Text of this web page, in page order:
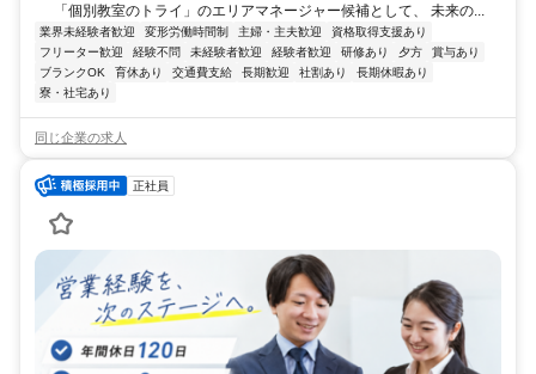
「個別教室のトライ」のエリアマネージャー候補として、 未来の...
業界未経験者歓迎 変形労働時間制 主婦・主夫歓迎
資格取得支援あり
フリーター歓迎
経験不問 未経験者歓迎 経験者歓迎 研修あり 夕方
賞与あり
ブランクOK
育休あり 交通費支給 長期歓迎 社割あり
長期休暇あり
寮・社宅あり
同じ企業の求人
正社員